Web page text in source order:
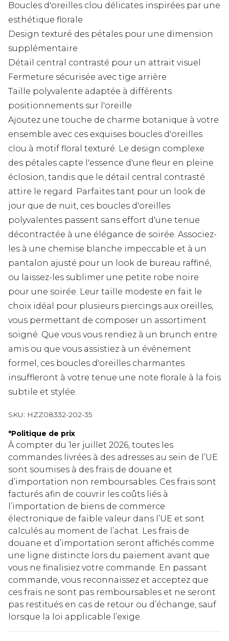
Boucles d'oreilles clou délicates inspirées par une
esthétique florale
Design texturé des pétales pour une dimension
supplémentaire
Détail central contrasté pour un attrait visuel
Fermeture sécurisée avec tige arrière
Taille polyvalente adaptée à différents
positionnements sur l'oreille
Ajoutez une touche de charme botanique à votre
ensemble avec ces exquises boucles d'oreilles
clou à motif floral texturé. Le design complexe
des pétales capte l'essence d'une fleur en pleine
éclosion, tandis que le détail central contrasté
attire le regard. Parfaites tant pour un look de
jour que de nuit, ces boucles d'oreilles
polyvalentes passent sans effort d'une tenue
décontractée à une élégance de soirée. Associez-
les à une chemise blanche impeccable et à un
pantalon ajusté pour un look de bureau raffiné,
ou laissez-les sublimer une petite robe noire
pour une soirée. Leur taille modeste en fait le
choix idéal pour plusieurs piercings aux oreilles,
vous permettant de composer un assortiment
soigné. Que vous vous rendiez à un brunch entre
amis ou que vous assistiez à un événement
formel, ces boucles d'oreilles charmantes
insuffleront à votre tenue une note florale à la fois
subtile et stylée.
SKU: HZZ08332-202-35
*Politique de prix
À compter du 1er juillet 2026, toutes les
commandes livrées à des adresses au sein de l’UE
sont soumises à des frais de douane et
d’importation non remboursables. Ces frais sont
facturés afin de couvrir les coûts liés à
l’importation de biens de commerce
électronique de faible valeur dans l’UE et sont
calculés au moment de l’achat. Les frais de
douane et d’importation seront affichés comme
une ligne distincte lors du paiement avant que
vous ne finalisiez votre commande. En passant
commande, vous reconnaissez et acceptez que
ces frais ne sont pas remboursables et ne seront
pas restitués en cas de retour ou d’échange, sauf
lorsque la loi applicable l’exige.